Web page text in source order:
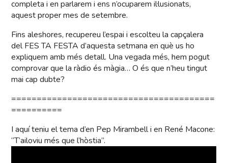
completa i en parlarem i ens n’ocuparem il·lusionats,
aquest proper mes de setembre.
Fins aleshores, recupereu l’espai i escolteu la capçalera
del FES TA FESTA d’aquesta setmana en què us ho
expliquem amb més detall. Una vegada més, hem pogut
comprovar que la ràdio és màgia… O és que n’heu tingut
mai cap dubte?
========================================
==========
I aquí teniu el tema d’en Pep Mirambell i en René Macone:
“T’ailoviu més que l’hòstia”.